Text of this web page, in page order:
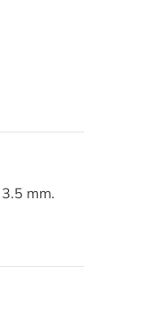
mm.